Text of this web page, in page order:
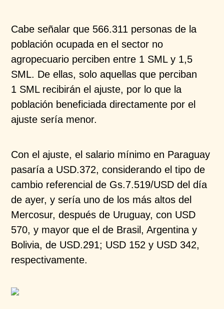
Cabe señalar que 566.311 personas de la
población ocupada en el sector no
agropecuario perciben entre 1 SML y 1,5
SML. De ellas, solo aquellas que perciban
1 SML recibirán el ajuste, por lo que la
población beneficiada directamente por el
ajuste sería menor.​
Con el ajuste, el salario mínimo en Paraguay
pasaría a USD.372, considerando el tipo de
cambio referencial de Gs.7.519/USD del día
de ayer, y sería uno de los más altos del
Mercosur, después de Uruguay, con USD
570, y mayor que el de Brasil, Argentina y
Bolivia, de USD.291; USD 152 y USD 342,
respectivamente.